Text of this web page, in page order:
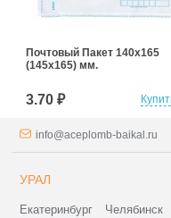
Почтовый Пакет 140х165
(145х165) мм.
3.70 ₽
info@aceplomb-baikal.ru
УРАЛ
Екатеринбург Челябинск